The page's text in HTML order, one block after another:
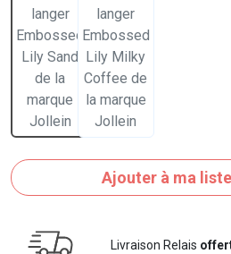
Ajouter à ma
Livraison Relais